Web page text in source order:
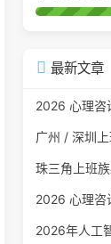
最新文章